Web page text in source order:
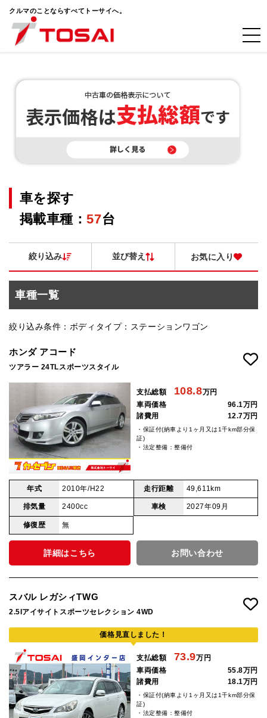
クルマのことならすべてトーサイへ。
車を探す
掲載車種：57台
絞り込み 並び替え お気に入り
車種一覧
絞り込み条件：ボディタイプ：ステーションワゴン
ホンダ アコード
ツアラー 24TLスポーツスタイル
支払総額 108.8万円
車両価格
96.1万円
諸費用
12.7万円
・保証付(納車より1ヶ月又は1千km部分保
証)
・法定整備：整備付
年式 2010年/H22 走行距離 49,611km
排気量 2400cc 車検 2027年09月
修復歴 無
詳細はこちら お問い合わせ
スバル レガシィTWG
2.5Iアイサイトスポーツセレクション 4WD
価格見直しました！
支払総額 73.9万円
車両価格
55.8万円
諸費用
18.1万円
・保証付(納車より1ヶ月又は1千km部分保
証)
・法定整備：整備付